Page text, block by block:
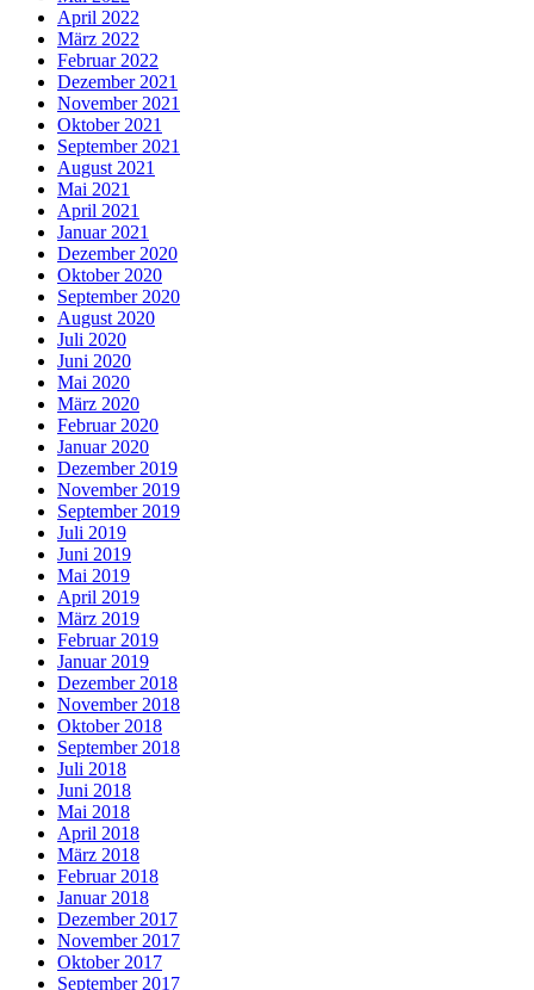
April 2022
März 2022
Februar 2022
Dezember 2021
November 2021
Oktober 2021
September 2021
August 2021
Mai 2021
April 2021
Januar 2021
Dezember 2020
Oktober 2020
September 2020
August 2020
Juli 2020
Juni 2020
Mai 2020
März 2020
Februar 2020
Januar 2020
Dezember 2019
November 2019
September 2019
Juli 2019
Juni 2019
Mai 2019
April 2019
März 2019
Februar 2019
Januar 2019
Dezember 2018
November 2018
Oktober 2018
September 2018
Juli 2018
Juni 2018
Mai 2018
April 2018
März 2018
Februar 2018
Januar 2018
Dezember 2017
November 2017
Oktober 2017
September 2017